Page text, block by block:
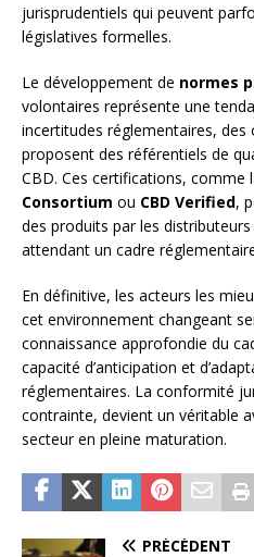
jurisprudentiels qui peuvent
législatives formelles.
Le développement de normes
volontaires représente une
incertitudes réglementaires, des
proposent des référentiels de
CBD. Ces certifications, comme
Consortium ou CBD Verified,
des produits par les
attendant un cadre
En définitive, les acteurs les
cet environnement changeant
connaissance approfondie du
capacité d’anticipation et
réglementaires. La conformité
contrainte, devient un véritable
secteur en pleine maturation.
PRÉCÉDENT